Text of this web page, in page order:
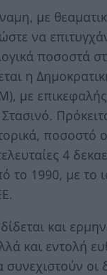
με
να
ποσοστά
η
με
ποσοστό
4
το 1990, με το
και
και εντολή
οι